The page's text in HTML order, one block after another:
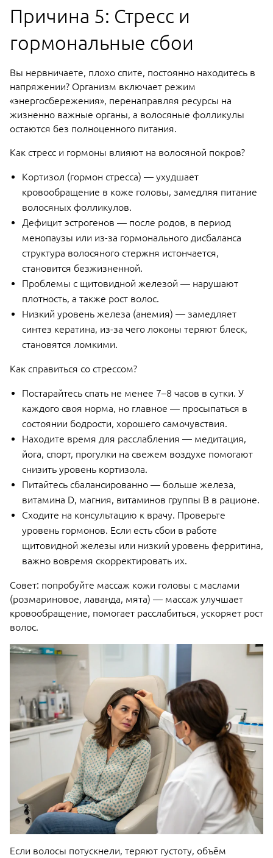
Причина 5: Стресс и
гормональные сбои
Вы нервничаете, плохо спите, постоянно находитесь в
напряжении? Организм включает режим
«энергосбережения», перенаправляя ресурсы на
жизненно важные органы, а волосяные фолликулы
остаются без полноценного питания.
Как стресс и гормоны влияют на волосяной покров?
Кортизол (гормон стресса) — ухудшает
кровообращение в коже головы, замедляя питание
волосяных фолликулов.
Дефицит эстрогенов — после родов, в период
менопаузы или из-за гормонального дисбаланса
структура волосяного стержня истончается,
становится безжизненной.
Проблемы с щитовидной железой — нарушают
плотность, а также рост волос.
Низкий уровень железа (анемия) — замедляет
синтез кератина, из-за чего локоны теряют блеск,
становятся ломкими.
Как справиться со стрессом?
Постарайтесь спать не менее 7–8 часов в сутки. У
каждого своя норма, но главное — просыпаться в
состоянии бодрости, хорошего самочувствия.
Находите время для расслабления — медитация,
йога, спорт, прогулки на свежем воздухе помогают
снизить уровень кортизола.
Питайтесь сбалансированно — больше железа,
витамина D, магния, витаминов группы B в рационе.
Сходите на консультацию к врачу. Проверьте
уровень гормонов. Если есть сбои в работе
щитовидной железы или низкий уровень ферритина,
важно вовремя скорректировать их.
Совет: попробуйте массаж кожи головы с маслами
(розмариновое, лаванда, мята) — массаж улучшает
кровообращение, помогает расслабиться, ускоряет рост
волос.
Если волосы потускнели, теряют густоту, объём